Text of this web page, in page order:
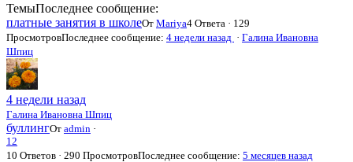
ТемыПоследнее сообщение:
платные занятия в школеОт Mariya4 Ответа · 129
ПросмотровПоследнее сообщение: 4 недели назад · Галина Ивановна
Шпиц
4 недели назад
Галина Ивановна Шпиц
буллингОт admin ·
1 2
10 Ответов · 290 ПросмотровПоследнее сообщение: 5 месяцев назад